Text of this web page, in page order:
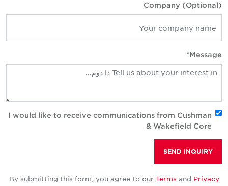
Company (Optional)
Message*
I would like to receive communications from Cushman
& Wakefield Core
SEND INQUIRY
By submitting this form, you agree to ourTermsandPrivacy